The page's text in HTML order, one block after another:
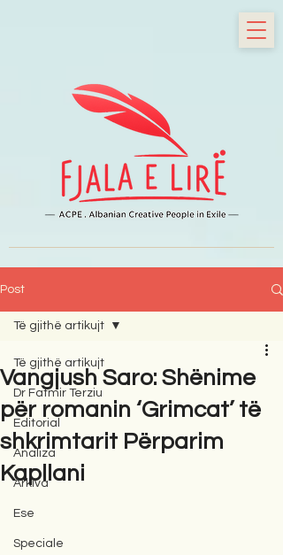
Post
Të gjithë artikujt
Dr Fatmir Terziu
Editorial
Analiza
Arkiva
Ese
Speciale
Të gjithë artikujt
Vangjush Saro: Shënime
për romanin ‘Grimcat’ të
shkrimtarit Përparim
Kapllani